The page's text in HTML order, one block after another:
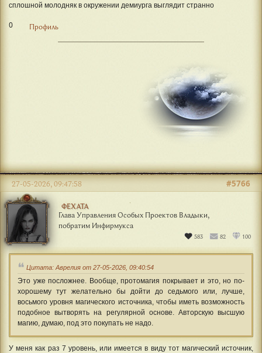
сплошной молодняк в окружении демиурга выглядит странно
0 Профиль
ФЕХАТА
Глава Управления Особых Проектов Владыки,
побратим Инфирмукса
583 82 100
#5766
27-05-2026, 09:47:58
Цитата: Аврелия от 27-05-2026, 09:40:54
Это уже посложнее. Вообще, протомагия покрывает и это, но по-
хорошему тут желательно бы дойти до седьмого или, лучше,
восьмого уровня магического источника, чтобы иметь возможность
подобное вытворять на регулярной основе. Авторскую высшую
магию, думаю, под это покупать не надо.
У меня как раз 7 уровень, или имеется в виду тот магический источник,